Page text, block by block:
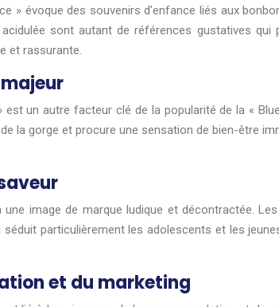
» évoque des souvenirs d’enfance liés aux
sont autant de références gustatives
et rassurante.
un autre facteur clé de la popularité de la «
la gorge et procure une sensation de bien-être
image de marque ludique et décontractée.
particulièrement les adolescents et les
et du marketing